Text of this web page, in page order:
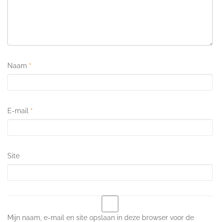
Naam *
E-mail *
Site
Mijn naam, e-mail en site opslaan in deze browser voor de